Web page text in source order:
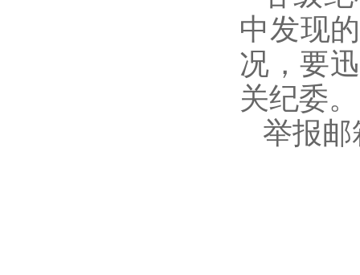
中发现
况，要
关纪委。
举报邮